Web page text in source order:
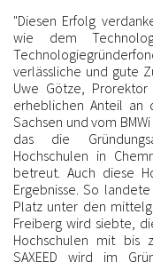
"Diesen Erfolg
wie dem
verlässliche und gute
Uwe Götze,
erheblichen Anteil an
Sachsen und vom
das die
Hochschulen in
betreut. Auch diese
Ergebnisse. So
Platz unter den
Freiberg wird siebte,
Hochschulen mit bis
SAXEED wird im